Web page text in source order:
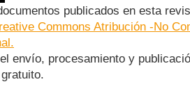
publicados en esta
Commons Atribución -No
envío, procesamiento y